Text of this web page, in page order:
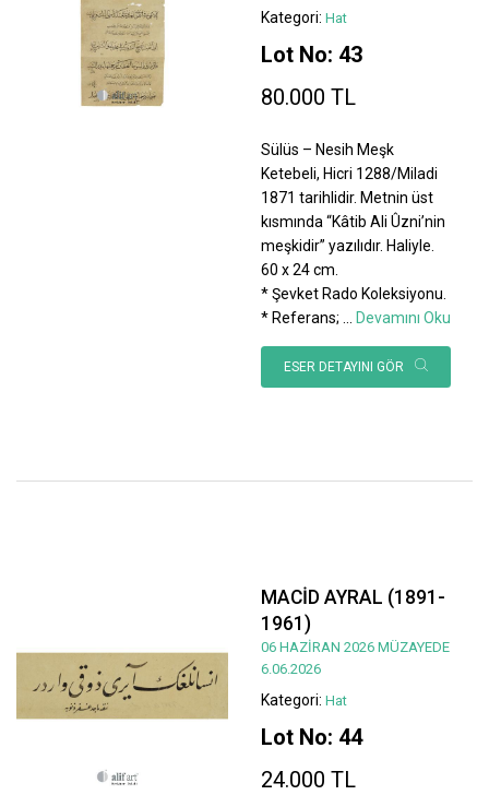
Kategori: Hat
Lot No: 43
80.000 TL
Sülüs – Nesih Meşk
Ketebeli, Hicri 1288/Miladi
1871 tarihlidir. Metnin üst
kısmında “Kâtib Ali Ûzni’nin
meşkidir” yazılıdır. Haliyle.
60 x 24 cm.
* Şevket Rado Koleksiyonu.
* Referans;
Devamını Oku
ESER DETAYINI GÖR
MACİD AYRAL (1891-
1961)
06 HAZİRAN 2026 MÜZAYEDE
6.06.2026
Kategori: Hat
Lot No: 44
24.000 TL